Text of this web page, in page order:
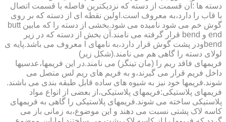
دسته ها :آن قسمت از دسته که نزدیکترین فاصله با قسمت اتصال
با قاب را دارد،به معروف است.اولین نقطه ای از دسته که بر روی
گوش خم می شود نامیده می شود.بخشی از دسته را که مابین butt
end و bend قرار گرفته می نامند.آن بخش از دسته که در زیر
bendودر پشت گوش قرار دارد،به نامهای l معروف می باشد.پایه ی
لولای دسته را گاهی هم می نامند.(شکل زیر)
فریمهای فاقد ریم را (مان تینگز) می نامند.در این فریمها،عدسیها
داخل فریم قرار می گیرند،و به فریم های ریم لس متصل می
شوند.فریمها خود نیز به شیوه های ساده قابل طبقه بندی می باشند.
فریمهای پلاستیکی:فریمهای پلاستیکی،از بعضی از انواع مواد
پلاستیکی ساخته می شوند.فریمهای پلاستیکی را گاهی به فریمهای
کاسه لاک پشتی نسبت می دهند و این موضوع،به زمانی باز می